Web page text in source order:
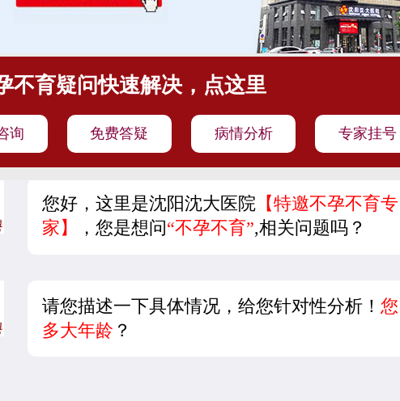
不育疑问快速解决，点这里
询 免费答疑 病情分析 专家挂号
您好，这里是沈阳沈大医院【特邀不孕不育专
家】
，您是想问“不孕不育”,相关问题吗？
请您描述一下具体情况，给您针对性分析！ 您
多大年龄 ？